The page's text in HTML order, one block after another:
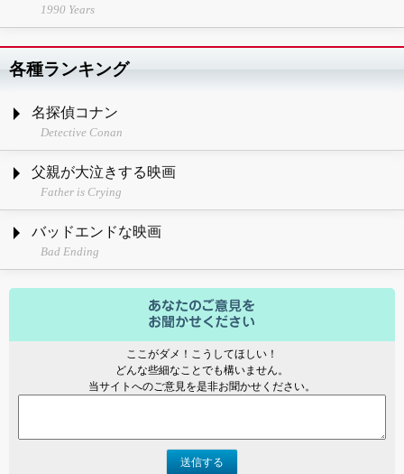
1990 Years
各種ランキング
名探偵コナン
Detective Conan
父親が大泣きする映画
Father is Crying
バッドエンドな映画
Bad Ending
ここがダメ！こうしてほしい！
どんな些細なことでも構いません。
当サイトへのご意見を是非お聞かせください。
送信する